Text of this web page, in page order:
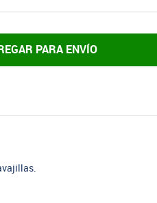
PARA ENVÍO